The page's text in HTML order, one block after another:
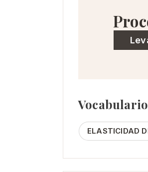
ELASTICIDAD